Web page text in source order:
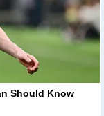
Should Know